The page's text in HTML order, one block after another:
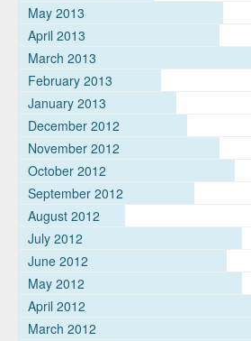
May 2013
April 2013
March 2013
February 2013
January 2013
December 2012
November 2012
October 2012
September 2012
August 2012
July 2012
June 2012
May 2012
April 2012
March 2012